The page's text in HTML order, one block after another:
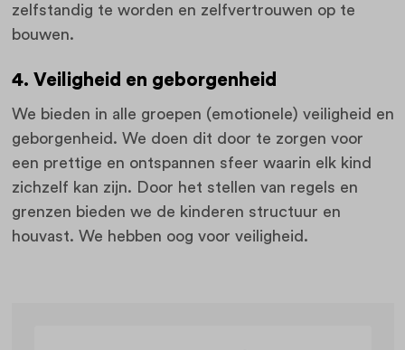
zelfstandig te worden en zelfvertrouwen op te
bouwen.
4. Veiligheid en geborgenheid
We bieden in alle groepen (emotionele) veiligheid en
geborgenheid. We doen dit door te zorgen voor
een prettige en ontspannen sfeer waarin elk kind
zichzelf kan zijn. Door het stellen van regels en
grenzen bieden we de kinderen structuur en
houvast. We hebben oog voor veiligheid.